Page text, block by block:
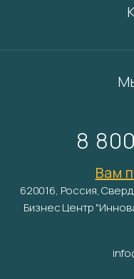
8
Вам
620016, Россия,
Бизнес Центр